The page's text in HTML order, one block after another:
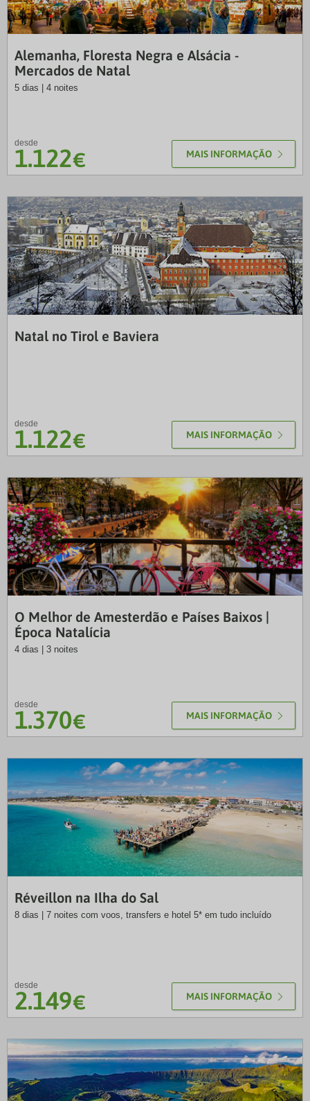
Alemanha, Floresta Negra e Alsácia -
Mercados de Natal
5 dias | 4 noites
desde
1.122€ MAIS INFORMAÇÃO
Natal no Tirol e Baviera
desde
1.122€ MAIS INFORMAÇÃO
O Melhor de Amesterdão e Países Baixos |
Época Natalícia
4 dias | 3 noites
desde
1.370€ MAIS INFORMAÇÃO
Réveillon na Ilha do Sal
8 dias | 7 noites com voos, transfers e hotel 5* em tudo incluído
desde
2.149€ MAIS INFORMAÇÃO